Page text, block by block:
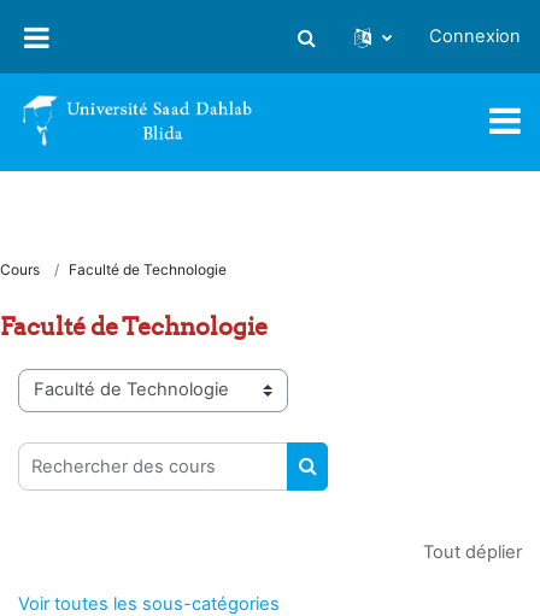
Activer/désactiver la saisie
Connexion
Cours Faculté de Technologie
Faculté de Technologie
Catégories de cours
Rechercher des cours
RECHERCHER DES
Tout déplier
Voir toutes les sous-catégories